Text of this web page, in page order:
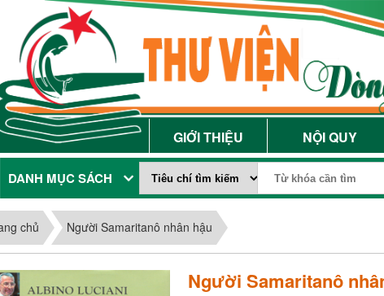
GIỚI THIỆU NỘI QUY
DANH MỤC SÁCH
chủ Người Samaritanô nhân hậu
Người Samaritanô